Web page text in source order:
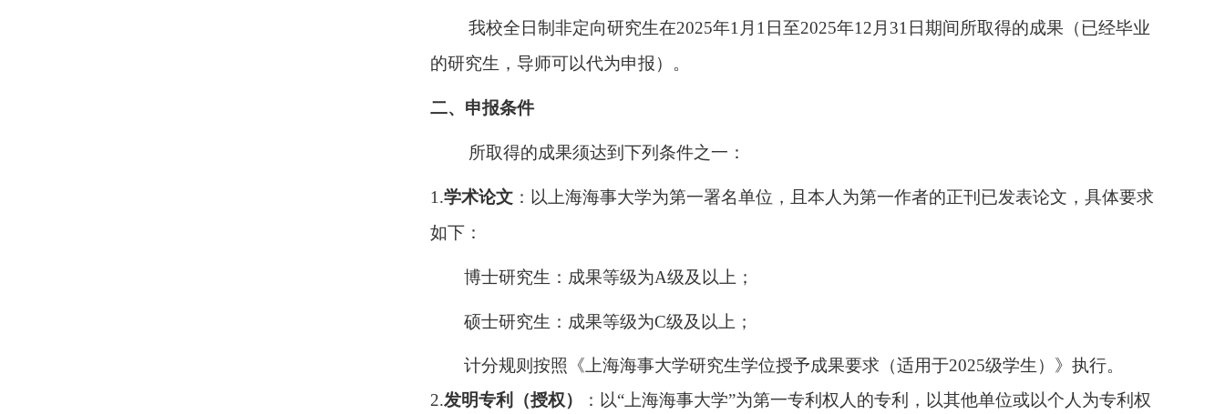
我校全日制非定向研究生在2025年1月1日至2025年12月31日期间所取得的成果（已经毕业
的研究生，导师可以代为申报）。
二、申报条件
所取得的成果须达到下列条件之一：
1.学术论文 ：以上海海事大学为第一署名单位，且本人为第一作者的正刊已发表论文，具体要求
如下：
博士研究生：成果等级为A级及以上；
硕士研究生：成果等级为C级及以上；
计分规则按照《上海海事大学研究生学位授予成果要求（适用于2025级学生）》执行。
2.发明专利（授权） ：以“上海海事大学”为第一专利权人的专利，以其他单位或以个人为专利权